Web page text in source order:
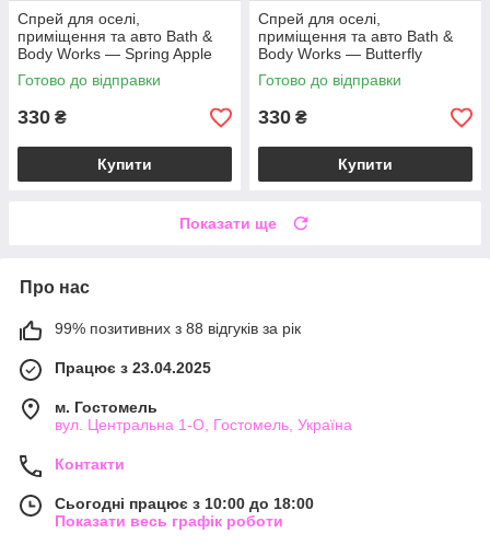
Спрей для оселі,
приміщення та авто Bath &
Body Works — Spring Apple
Concentrated Room Spray /
42,5 г
Готово до відправки
330 ₴
Купити
Спрей для оселі,
приміщення та авто Bath &
Body Works — Butterfly
Concentrated Room Spray /
42,5 г
Готово до відправки
330 ₴
Купити
Показати ще
Про нас
99% позитивних з 88 відгуків за рік
Працює з 23.04.2025
м. Гостомель
вул. Центральна 1-О, Гостомель, Україна
Контакти
Сьогодні працює з 10:00 до 18:00
Показати весь графік роботи